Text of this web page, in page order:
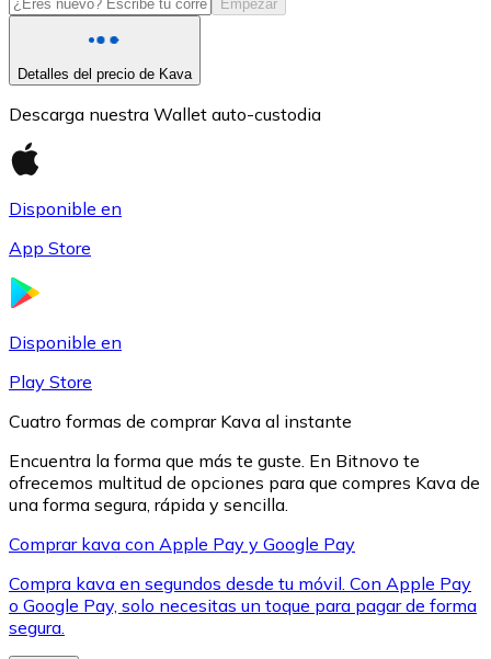
XRP
XRP
Empezar
Detalles del precio de Kava
Descarga nuestra Wallet auto-custodia
Disponible en
App Store
Disponible en
Play Store
Cuatro formas de comprar Kava al instante
Encuentra la forma que más te guste. En Bitnovo te
ofrecemos multitud de opciones para que compres Kava de
una forma segura, rápida y sencilla.
Comprar kava con Apple Pay y Google Pay
Compra kava en segundos desde tu móvil. Con Apple Pay
o Google Pay, solo necesitas un toque para pagar de forma
segura.